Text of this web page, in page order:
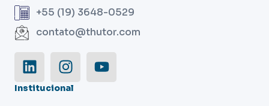
+55 (19) 3648-0529
contato@thutor.com
Institucional